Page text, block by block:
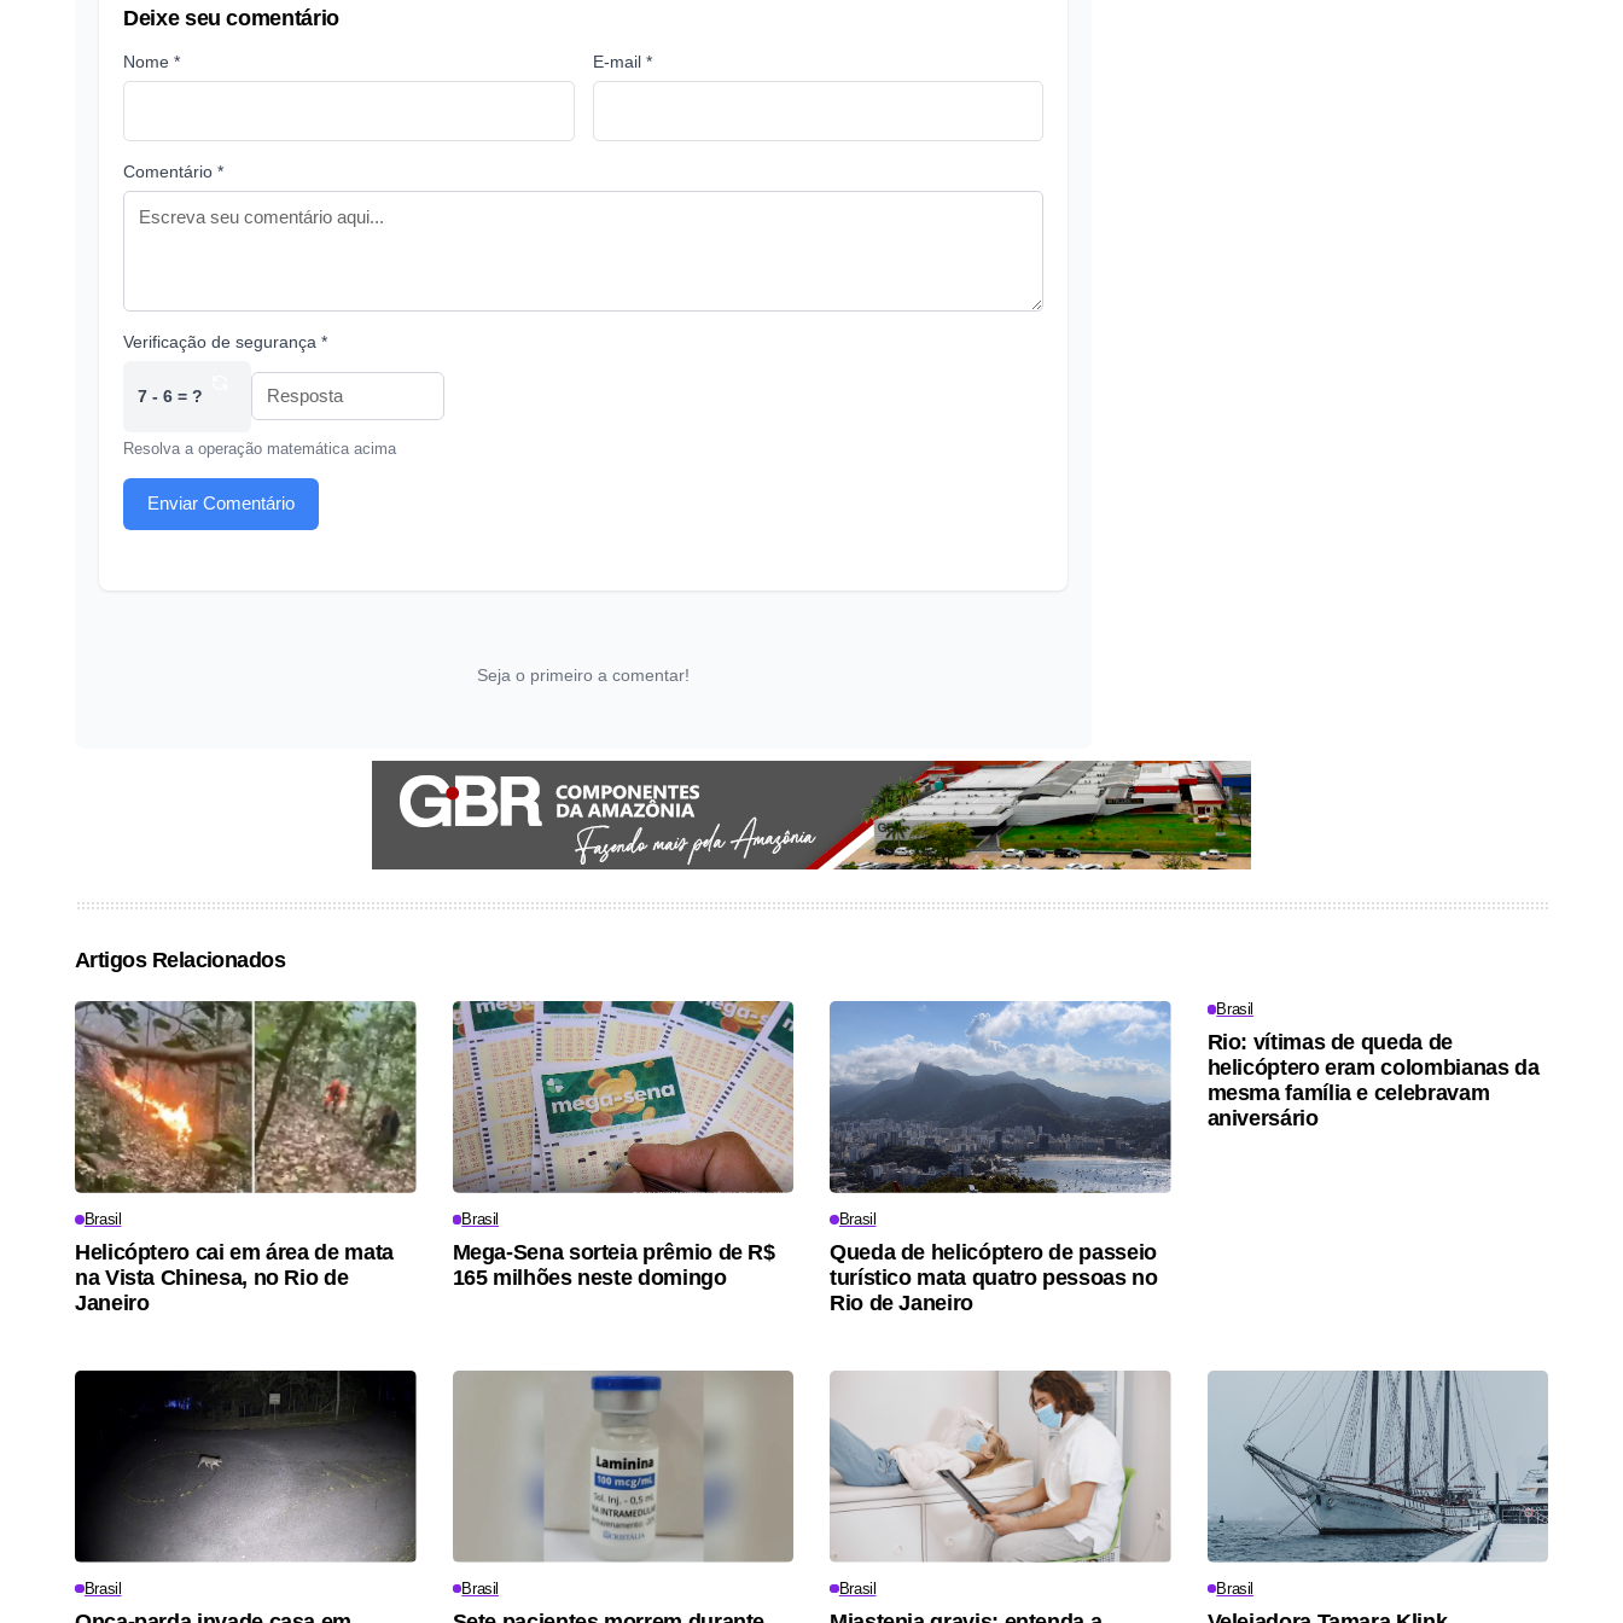
Deixe seu comentário
Nome * E-mail *
Comentário *
Verificação de segurança *
7 - 6 = ?
Resolva a operação matemática acima
Enviar Comentário
Seja o primeiro a comentar!
Artigos Relacionados
Brasil
Helicóptero cai em área de mata
na Vista Chinesa, no Rio de
Janeiro
Brasil
Mega-Sena sorteia prêmio de R$
165 milhões neste domingo
Brasil
Queda de helicóptero de passeio
turístico mata quatro pessoas no
Rio de Janeiro
Brasil
Rio: vítimas de queda de
helicóptero eram colombianas da
mesma família e celebravam
aniversário
Brasil Brasil Brasil Brasil